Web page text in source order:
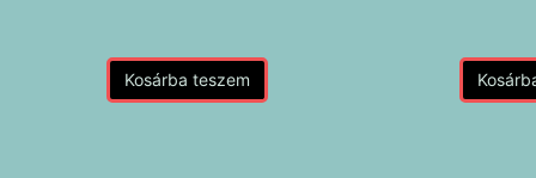
Kosárba teszem